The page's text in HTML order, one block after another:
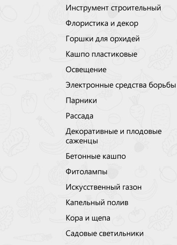
Инструмент строительный
Флористика и декор
Горшки для орхидей
Кашпо пластиковые
Освещение
Электронные средства борьбы
Парники
Рассада
Декоративные и плодовые
саженцы
Бетонные кашпо
Фитолампы
Искусственный газон
Капельный полив
Кора и щепа
Садовые светильники